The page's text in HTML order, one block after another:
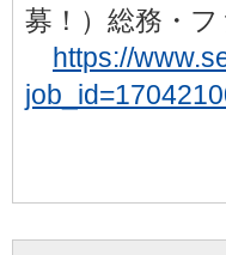
募！）総務・
https://